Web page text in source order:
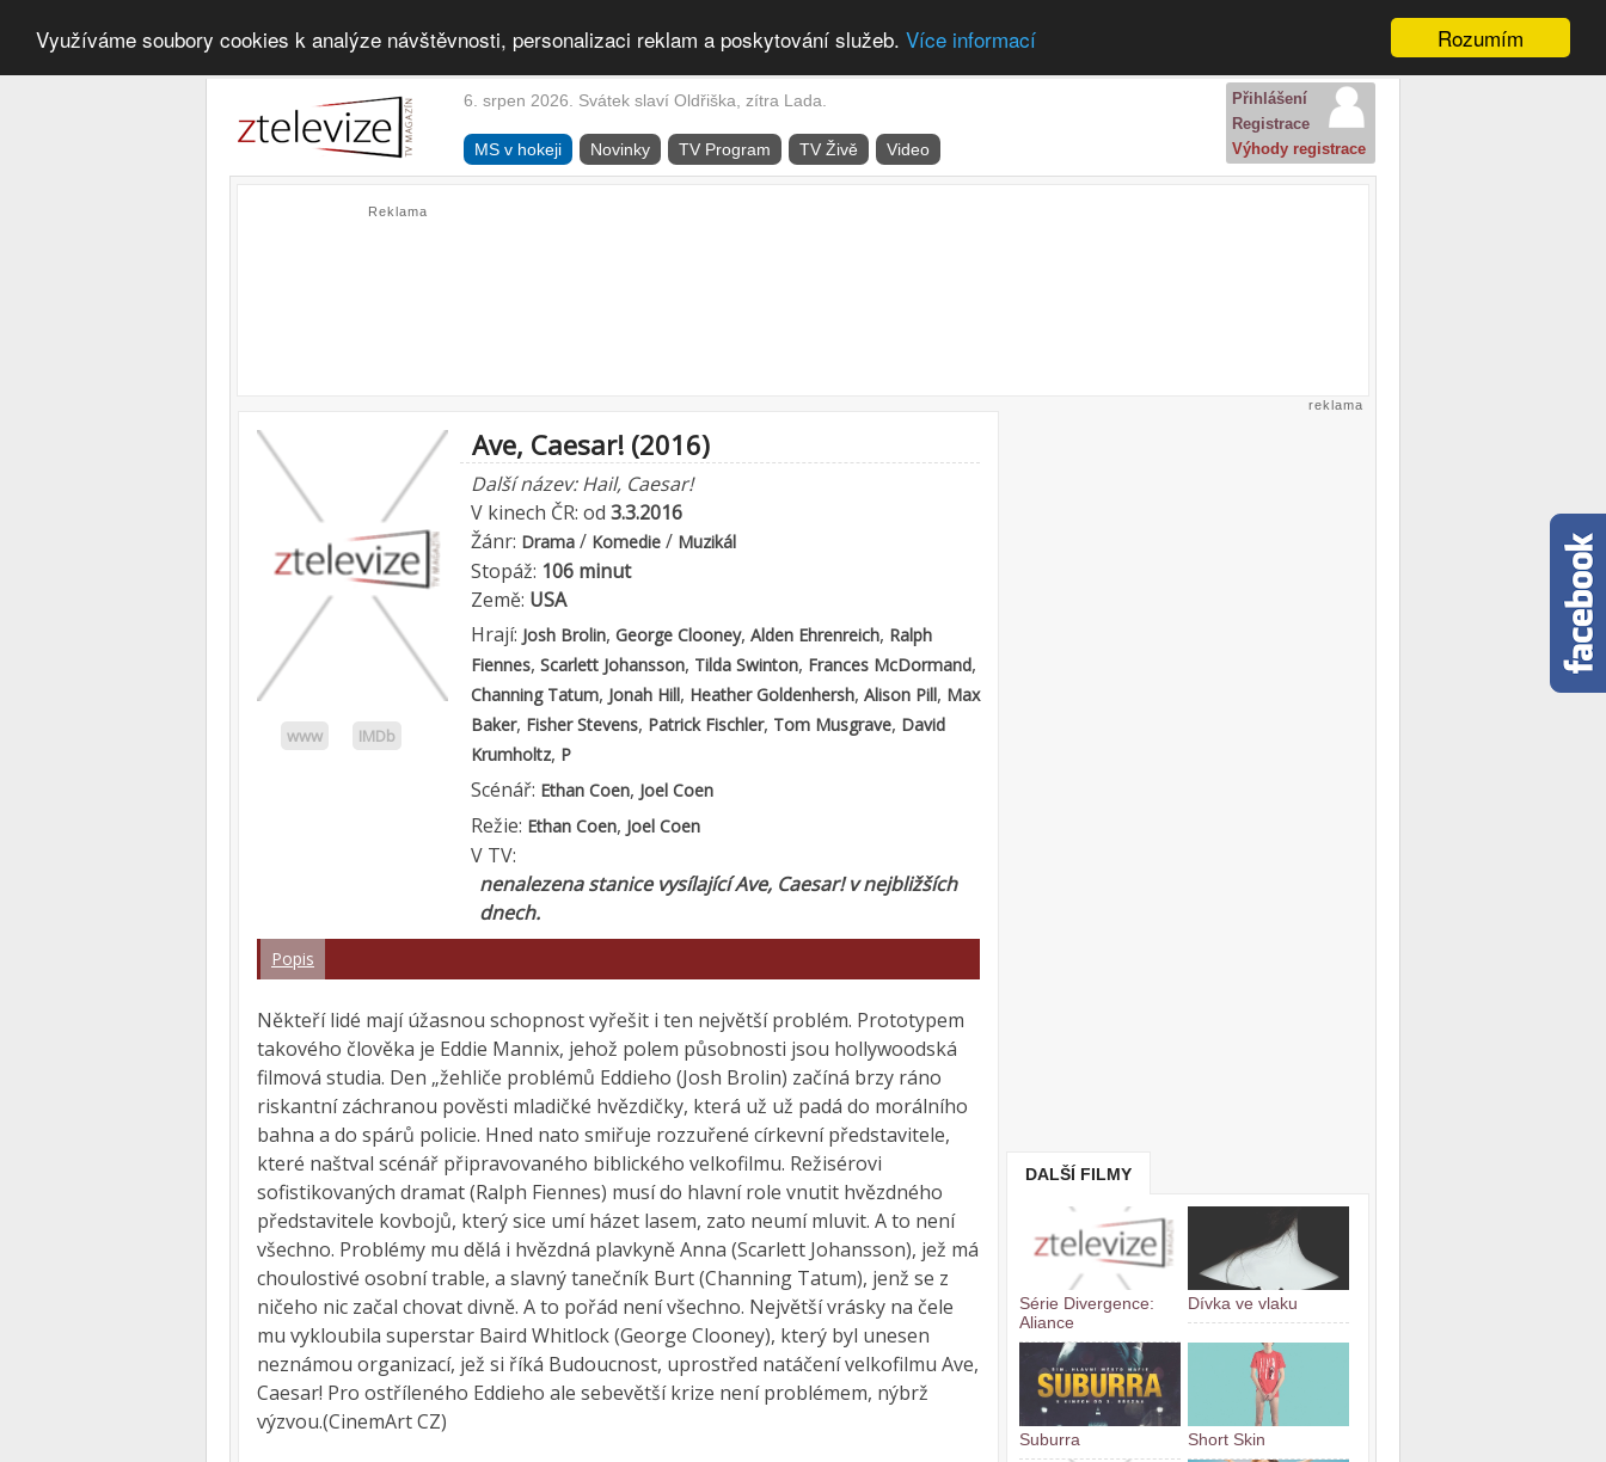
Rozumím
Využíváme soubory cookies k analýze návštěvnosti, personalizaci reklam a poskytování služeb. Více informací
6. srpen 2026. Svátek slaví Oldřiška, zítra Lada.
MS v hokeji Novinky TV Program TV Živě Video
Přihlášení
Registrace
Výhody registrace
Reklama
reklama
DALŠÍ FILMY
Série Divergence:
Aliance
Dívka ve vlaku
Suburra Short Skin
www IMDb
Ave, Caesar! (2016)
Další název: Hail, Caesar!
V kinech ČR: od 3.3.2016
Žánr: Drama / Komedie / Muzikál
Stopáž: 106 minut
Země: USA
Hrají: Josh Brolin, George Clooney, Alden Ehrenreich, Ralph
Fiennes, Scarlett Johansson, Tilda Swinton, Frances McDormand,
Channing Tatum, Jonah Hill, Heather Goldenhersh, Alison Pill, Max
Baker, Fisher Stevens, Patrick Fischler, Tom Musgrave, David
Krumholtz, P
Scénář: Ethan Coen, Joel Coen
Režie: Ethan Coen, Joel Coen
V TV:
nenalezena stanice vysílající Ave, Caesar! v nejbližších
dnech.
Popis
Někteří lidé mají úžasnou schopnost vyřešit i ten největší problém. Prototypem
takového člověka je Eddie Mannix, jehož polem působnosti jsou hollywoodská
filmová studia. Den „žehliče problémů Eddieho (Josh Brolin) začíná brzy ráno
riskantní záchranou pověsti mladičké hvězdičky, která už už padá do morálního
bahna a do spárů policie. Hned nato smiřuje rozzuřené církevní představitele,
které naštval scénář připravovaného biblického velkofilmu. Režisérovi
sofistikovaných dramat (Ralph Fiennes) musí do hlavní role vnutit hvězdného
představitele kovbojů, který sice umí házet lasem, zato neumí mluvit. A to není
všechno. Problémy mu dělá i hvězdná plavkyně Anna (Scarlett Johansson), jež má
choulostivé osobní trable, a slavný tanečník Burt (Channing Tatum), jenž se z
ničeho nic začal chovat divně. A to pořád není všechno. Největší vrásky na čele
mu vykloubila superstar Baird Whitlock (George Clooney), který byl unesen
neznámou organizací, jež si říká Budoucnost, uprostřed natáčení velkofilmu Ave,
Caesar! Pro ostříleného Eddieho ale sebevětší krize není problémem, nýbrž
výzvou.(CinemArt CZ)